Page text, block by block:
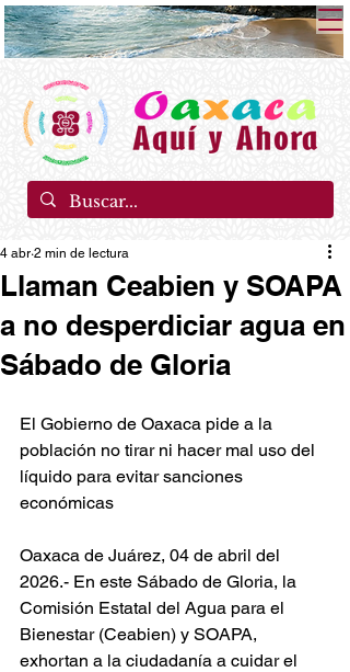
Llaman Ceabien y SOAPA
a no desperdiciar agua en
Sábado de Gloria
4 abr 2 min de lectura
El Gobierno de Oaxaca pide a la
población no tirar ni hacer mal uso del
líquido para evitar sanciones
económicas
Oaxaca de Juárez, 04 de abril del
2026.- En este Sábado de Gloria, la
Comisión Estatal del Agua para el
Bienestar (Ceabien) y SOAPA,
exhortan a la ciudadanía a cuidar el